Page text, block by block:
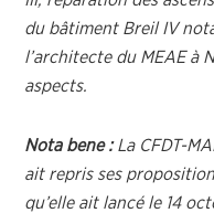
du bâtiment Breil IV
l’architecte du MEAE à
aspects.
Nota bene :La CFDT-
ait repris ses
qu’elle ait lancé le 14